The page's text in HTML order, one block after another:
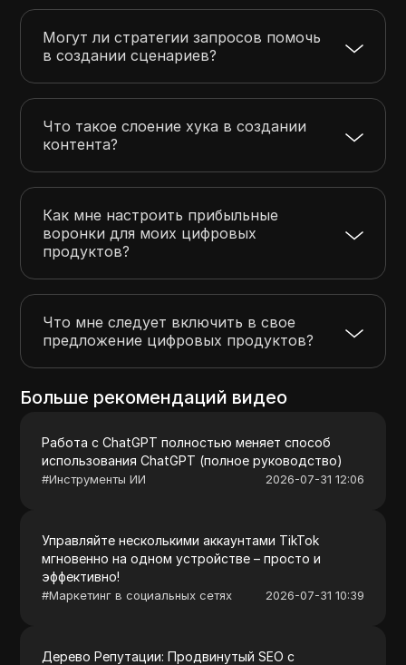
Могут ли стратегии запросов помочь
в создании сценариев?
Что такое слоение хука в создании
контента?
Как мне настроить прибыльные
воронки для моих цифровых
продуктов?
Что мне следует включить в свое
предложение цифровых продуктов?
Больше рекомендаций видео
Работа с ChatGPT полностью меняет способ
использования ChatGPT (полное руководство)
#Инструменты ИИ 2026-07-31 12:06
Управляйте несколькими аккаунтами TikTok
мгновенно на одном устройстве – просто и
эффективно!
#Маркетинг в социальных сетях 2026-07-31 10:39
Дерево Репутации: Продвинутый SEO с